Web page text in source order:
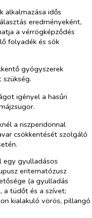
alkalmazása idős
eredményeként,
a vérrögképződés
folyadék és sók
gyógyszerek
igényel a hasűri
a riszperidonnal
csökkentését szolgáló
egy gyulladásos
eritematózusz
(a gyulladás
a tüdőt és a szívet;
kialakuló vörös, pillangó